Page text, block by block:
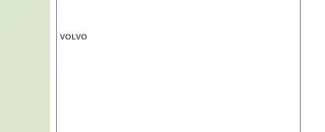
VOLVO